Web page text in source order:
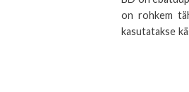
on rohkem
kasutatakse